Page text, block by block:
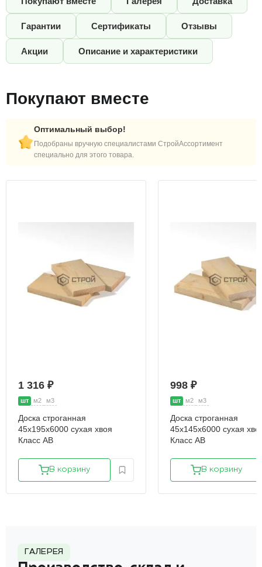
Гарантии Сертификаты Отзывы
Акции Описание и характеристики
Покупают вместе
Оптимальный выбор!
Подобраны вручную специалистами СтройАссортимент
специально для этого товара.
1 316 ₽
шт м2 м3
Доска строганная
45х195х6000 сухая хвоя
Класс АВ
В корзину
998 ₽
шт м2 м3
Доска строганная
45х145х6000 сухая
Класс АВ
В корзину
ГАЛЕРЕЯ